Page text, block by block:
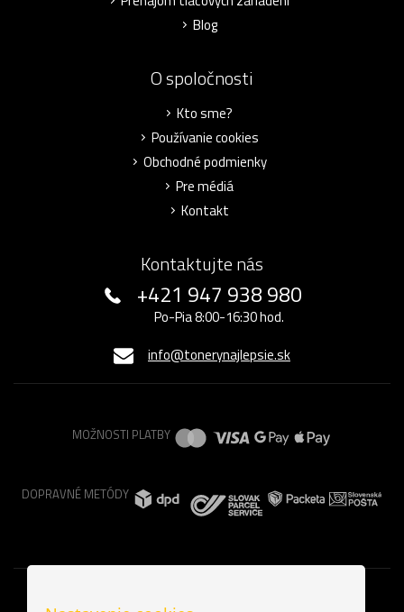
Blog
O spoločnosti
Kto sme?
Používanie cookies
Obchodné podmienky
Pre médiá
Kontakt
Kontaktujte nás
+421 947 938 980
Po-Pia 8:00-16:30 hod.
info@tonerynajlepsie.sk
MOŽNOSTI PLATBY
DOPRAVNÉ METÓDY